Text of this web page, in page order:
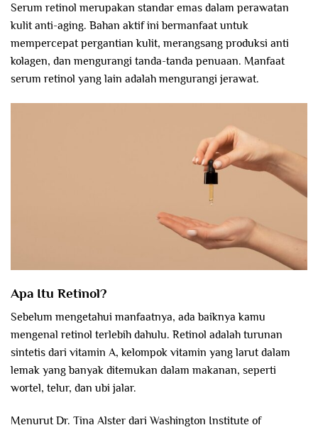
Serum retinol merupakan standar emas dalam perawatan
kulit anti-aging. Bahan aktif ini bermanfaat untuk
mempercepat pergantian kulit, merangsang produksi anti
kolagen, dan mengurangi tanda-tanda penuaan. Manfaat
serum retinol yang lain adalah mengurangi jerawat.
Apa Itu Retinol?
Sebelum mengetahui manfaatnya, ada baiknya kamu
mengenal retinol terlebih dahulu. Retinol adalah turunan
sintetis dari vitamin A, kelompok vitamin yang larut dalam
lemak yang banyak ditemukan dalam makanan, seperti
wortel, telur, dan ubi jalar.
Menurut Dr. Tina Alster dari Washington Institute of